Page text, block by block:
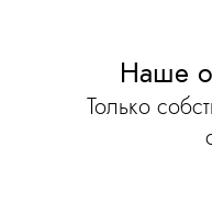
Наше
Только